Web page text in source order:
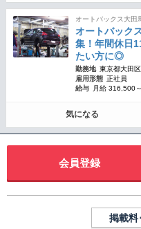
オートバックス大田
オートバック
集！年間休日
たい方に◎
勤務地 東京都大田区
雇用形態 正社員
給与
月給 316,500
気になる
会員登録
掲載料